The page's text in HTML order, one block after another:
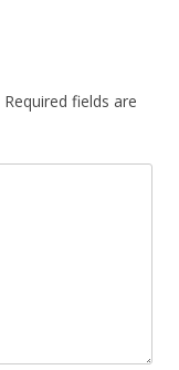
Required fields are